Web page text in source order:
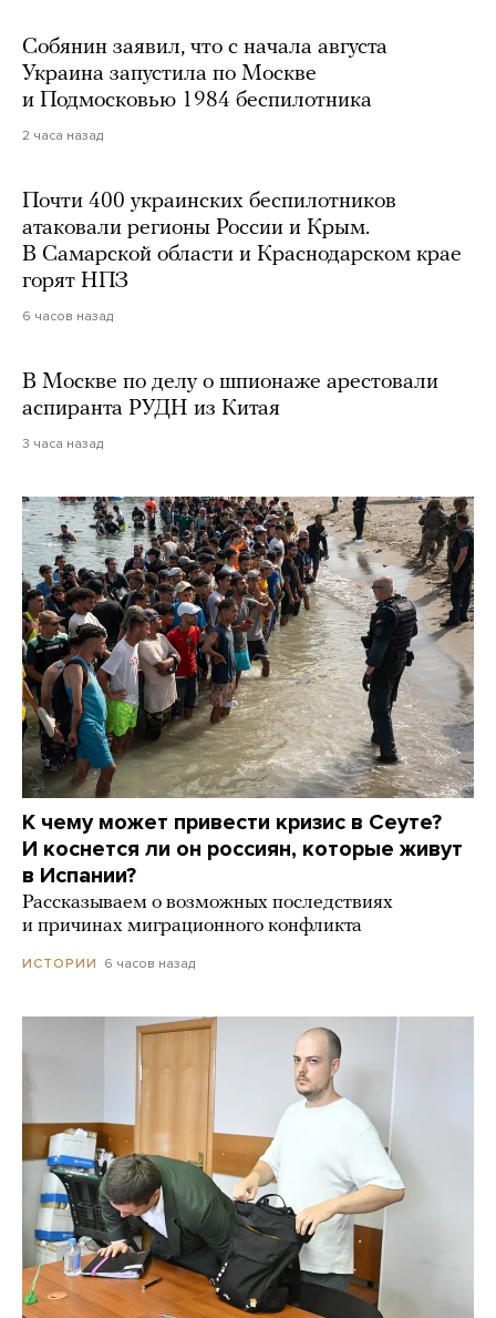
Собянин заявил, что с начала августа
Украина запустила по Москве
и Подмосковью 1984 беспилотника
2 часа назад
Почти 400 украинских беспилотников
атаковали регионы России и Крым.
В Самарской области и Краснодарском крае
горят НПЗ
6 часов назад
В Москве по делу о шпионаже арестовали
аспиранта РУДН из Китая
3 часа назад
К чему может привести кризис в Сеуте?
И коснется ли он россиян, которые живут
в Испании?
Рассказываем о возможных последствиях
и причинах миграционного конфликта
ИСТОРИИ 6 часов назад